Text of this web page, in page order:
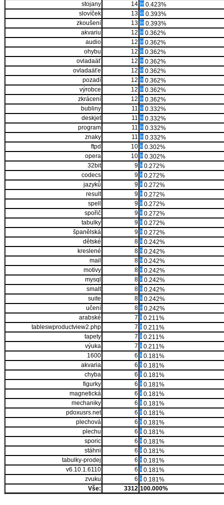
stojany
14
0.423%
slovíček
13
0.393%
zkoušení
13
0.393%
akvariu
12
0.362%
audio
12
0.362%
ohybu
12
0.362%
ovladaäť
12
0.362%
ovladaäťe
12
0.362%
pozadí
12
0.362%
výrobce
12
0.362%
zkrácení
12
0.362%
bubliny
11
0.332%
deskjet
11
0.332%
program
11
0.332%
znaky
11
0.332%
ftpd
10
0.302%
opera
10
0.302%
32bit
9
0.272%
codecs
9
0.272%
jazyků
9
0.272%
result
9
0.272%
spell
9
0.272%
spořič
9
0.272%
tabulky
9
0.272%
španělská
9
0.272%
dětské
8
0.242%
kreslené
8
0.242%
mail
8
0.242%
motivy
8
0.242%
mysql
8
0.242%
smalt
8
0.242%
suite
8
0.242%
učení
8
0.242%
arabské
7
0.211%
tableswproductview2.php
7
0.211%
tapety
7
0.211%
výuka
7
0.211%
1600
6
0.181%
akvaria
6
0.181%
chyba
6
0.181%
figurky
6
0.181%
magnetická
6
0.181%
mechaniky
6
0.181%
pdoxusrs.net
6
0.181%
plechová
6
0.181%
plechu
6
0.181%
sporic
6
0.181%
stáhni
6
0.181%
tabulky-prodej
6
0.181%
v6.10.1.6110
6
0.181%
zvuku
6
0.181%
Vše:
3312 100.000%